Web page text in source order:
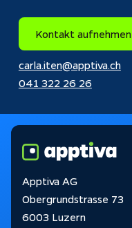
Kontakt aufnehmen
carla.iten@apptiva.ch
041 322 26 26
Apptiva AG
Obergrundstrasse 73
6003 Luzern